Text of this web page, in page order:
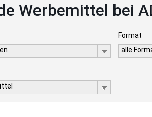
Werbemittel bei
Format
alle